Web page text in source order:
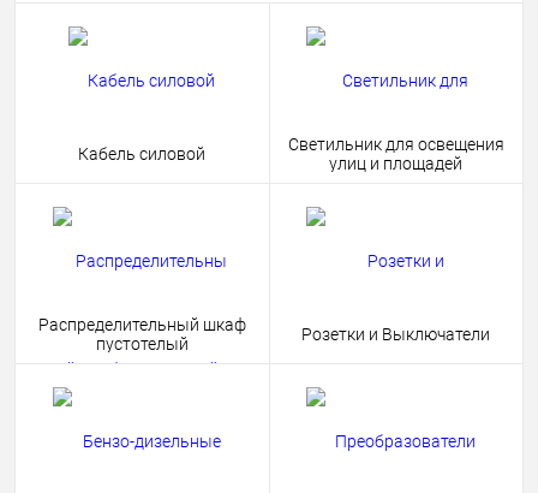
Кабель силовой
Светильник для освещения
улиц и площадей
Распределительный шкаф
пустотелый
Розетки и Выключатели